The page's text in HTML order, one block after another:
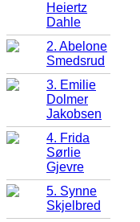
Heiertz
Dahle
2. Abelone
Smedsrud
3. Emilie
Dolmer
Jakobsen
4. Frida
Sørlie
Gjevre
5. Synne
Skjelbred